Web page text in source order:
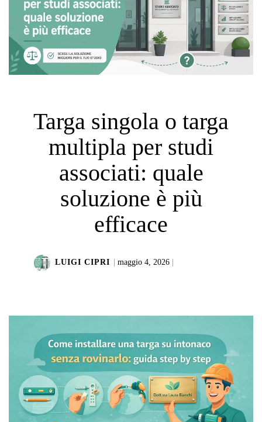
Targa singola o targa
multipla per studi
associati: quale
soluzione è più
efficace
LUIGI CIPRI maggio 4, 2026